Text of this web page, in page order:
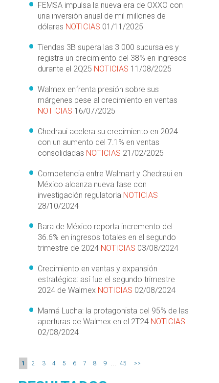
FEMSA impulsa la nueva era de OXXO con
una inversión anual de mil millones de
dólares NOTICIAS 01/11/2025
Tiendas 3B supera las 3 000 sucursales y
registra un crecimiento del 38% en ingresos
durante el 2Q25 NOTICIAS 11/08/2025
Walmex enfrenta presión sobre sus
márgenes pese al crecimiento en ventas
NOTICIAS 16/07/2025
Chedraui acelera su crecimiento en 2024
con un aumento del 7.1% en ventas
consolidadas NOTICIAS 21/02/2025
Competencia entre Walmart y Chedraui en
México alcanza nueva fase con
investigación regulatoria NOTICIAS
28/10/2024
Bara de México reporta incremento del
36.6% en ingresos totales en el segundo
trimestre de 2024 NOTICIAS 03/08/2024
Crecimiento en ventas y expansión
estratégica: así fue el segundo trimestre
2024 de Walmex NOTICIAS 02/08/2024
Mamá Lucha: la protagonista del 95% de las
aperturas de Walmex en el 2T24 NOTICIAS
02/08/2024
1 2 3 4 5 6 7 8 9 ... 45 >>